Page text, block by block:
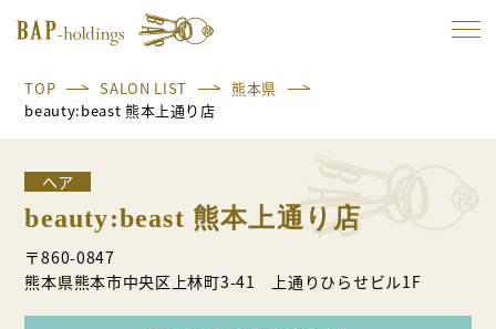
TOP SALON LIST
熊本県
beauty:beast 熊本上通り店
ヘア
beauty:beast 熊本上通り店
〒860-0847
熊本県熊本市中央区上林町3-41 上通りひらせビル1F